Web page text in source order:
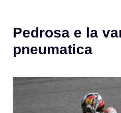
Pedrosa e la
pneumatica